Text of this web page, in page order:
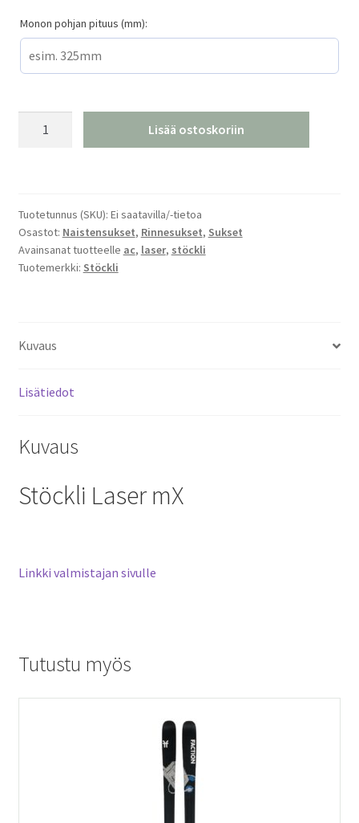
Monon pohjan pituus (mm):
Lisää ostoskoriin
Tuotetunnus (SKU): Ei saatavilla/-tietoa
Osastot: Naistensukset, Rinnesukset, Sukset
Avainsanat tuotteelle ac, laser, stöckli
Tuotemerkki: Stöckli
Kuvaus
Lisätiedot
Kuvaus
Stöckli Laser mX
Linkki valmistajan sivulle
Tutustu myös